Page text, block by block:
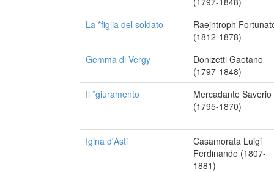
La *figlia del soldato
Raejntroph
(1812-1878)
Gemma di Vergy
Donizetti Gaetano
(1797-1848)
Il *giuramento
Mercadante Saverio
(1795-1870)
Igina d'Asti
Casamorata Luigi
Ferdinando (1807-
1881)